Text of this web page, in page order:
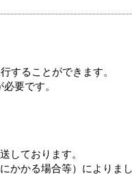
することができます。
要です。
しております。
かかる場合等）によりま